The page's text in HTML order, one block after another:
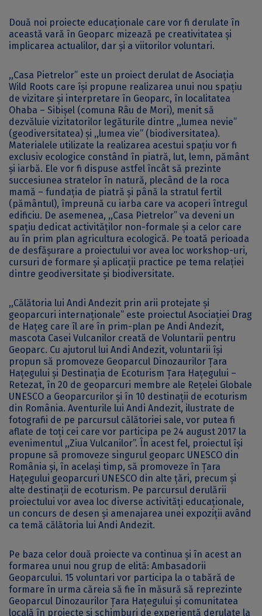
Două noi proiecte educaționale care vor fi derulate în
această vară în Geoparc mizează pe creativitatea și
implicarea actualilor, dar și a viitorilor voluntari.
,,Casa Pietrelor” este un proiect derulat de Asociația
Wild Roots care își propune realizarea unui nou spațiu
de vizitare și interpretare în Geoparc, în localitatea
Ohaba – Sibișel (comuna Râu de Mori), menit să
dezvăluie vizitatorilor legăturile dintre ,,lumea nevie”
(geodiversitatea) și ,,lumea vie” (biodiversitatea).
Materialele utilizate la realizarea acestui spațiu vor fi
exclusiv ecologice constând în piatră, lut, lemn, pământ
și iarbă. Ele vor fi dispuse astfel încât să prezinte
succesiunea stratelor în natură, plecând de la roca
mamă – fundația de piatră și până la stratul fertil
(pământul), împreună cu iarba care va acoperi întregul
edificiu. De asemenea, ,,Casa Pietrelor” va deveni un
spațiu dedicat activităților non-formale și a celor care
au în prim plan agricultura ecologică. Pe toată perioada
de desfășurare a proiectului vor avea loc workshop-uri,
cursuri de formare și aplicații practice pe tema relației
dintre geodiversitate și biodiversitate.
,,Călătoria lui Andi Andezit prin arii protejate și
geoparcuri internaționale” este proiectul Asociației Drag
de Hațeg care îl are în prim-plan pe Andi Andezit,
mascota Casei Vulcanilor creată de Voluntarii pentru
Geoparc. Cu ajutorul lui Andi Andezit, voluntarii își
propun să promoveze Geoparcul Dinozaurilor Țara
Hațegului și Destinația de Ecoturism Țara Hațegului –
Retezat, în 20 de geoparcuri membre ale Rețelei Globale
UNESCO a Geoparcurilor și în 10 destinații de ecoturism
din România. Aventurile lui Andi Andezit, ilustrate de
fotografii de pe parcursul călătoriei sale, vor putea fi
aflate de toți cei care vor participa pe 24 august 2017 la
evenimentul ,,Ziua Vulcanilor”. În acest fel, proiectul își
propune să promoveze singurul geoparc UNESCO din
România și, în același timp, să promoveze în Țara
Hațegului geoparcuri UNESCO din alte țări, precum și
alte destinații de ecoturism. Pe parcursul derulării
proiectului vor avea loc diverse activități educaționale,
un concurs de desen și amenajarea unei expoziții având
ca temă călătoria lui Andi Andezit.
Pe baza celor două proiecte va continua și în acest an
formarea unui nou grup de elită: Ambasadorii
Geoparcului. 15 voluntari vor participa la o tabără de
formare în urma căreia să fie în măsură să reprezinte
Geoparcul Dinozaurilor Țara Hațegului și comunitatea
locală în proiecte și schimburi de experiență derulate la